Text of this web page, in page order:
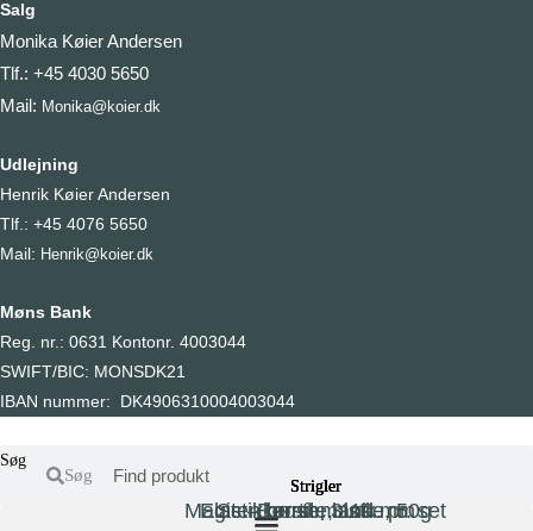
Strigler
Børste, blød
Strigler
Elastikker til manke, 50g
Strigler
Sten børste, 110 mm
Strigler
Magic – brush, 3 stk. pr. set
Salg
Monika Køier Andersen
Tlf.: +45 4030 5650
Mail: Monika@koier.dk
Udlejning
Henrik Køier Andersen
Tlf.: +45 4076 5650
Mail: Henrik@koier.dk
Møns Bank
Reg. nr.: 0631 Kontonr. 4003044
SWIFT/BIC: MONSDK21
IBAN nummer: DK4906310004003044
Søg
Søg